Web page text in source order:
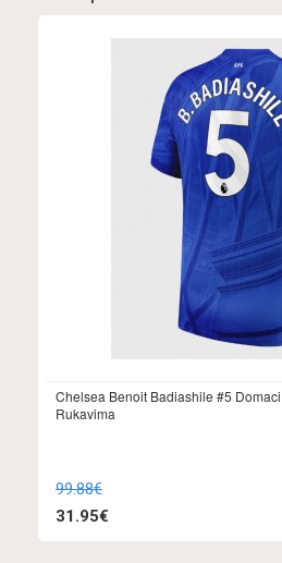
Chelsea Benoit Badiashile #5
Rukavima
99.88€
31.95€